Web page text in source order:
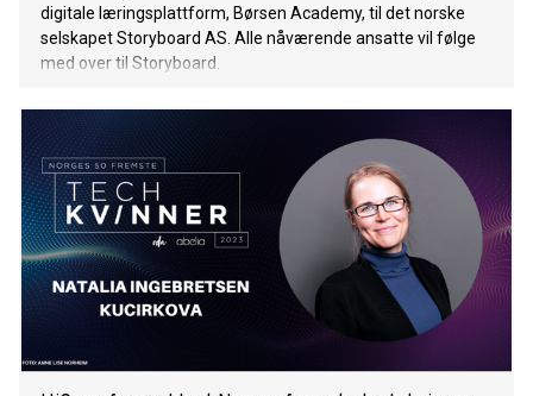
digitale læringsplattform, Børsen Academy, til det norske
selskapet Storyboard AS. Alle nåværende ansatte vil følge
med over til Storyboard.